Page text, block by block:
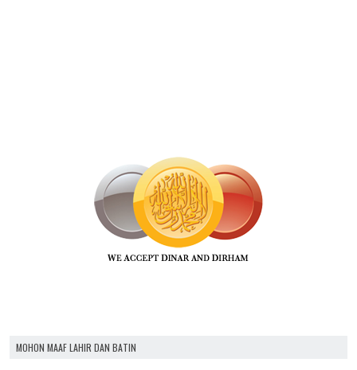
MOHON MAAF LAHIR DAN BATIN